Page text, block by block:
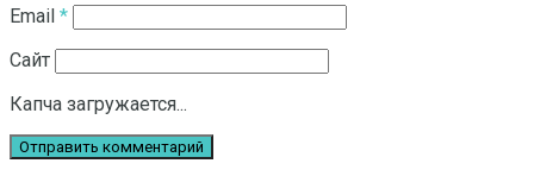
Email *
Сайт
Капча загружается...